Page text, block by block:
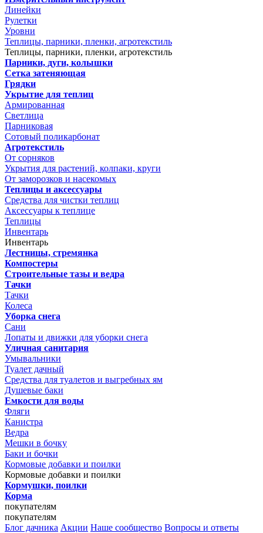
Линейки
Рулетки
Уровни
Теплицы, парники, пленки, агротекстиль
Теплицы, парники, пленки, агротекстиль
Парники, дуги, колышки
Сетка затеняющая
Грядки
Укрытие для теплиц
Армированная
Светлица
Парниковая
Сотовый поликарбонат
Агротекстиль
От сорняков
Укрытия для растений, колпаки, круги
От заморозков и насекомых
Теплицы и аксессуары
Средства для чистки теплиц
Аксессуары к теплице
Теплицы
Инвентарь
Инвентарь
Лестницы, стремянка
Компостеры
Строительные тазы и ведра
Тачки
Тачки
Колеса
Уборка снега
Сани
Лопаты и движки для уборки снега
Уличная санитария
Умывальники
Туалет дачный
Средства для туалетов и выгребных ям
Душевые баки
Емкости для воды
Фляги
Канистра
Ведра
Мешки в бочку
Баки и бочки
Кормовые добавки и поилки
Кормовые добавки и поилки
Кормушки, поилки
Корма
покупателям
покупателям
Блог дачника Акции Наше сообщество Вопросы и ответы